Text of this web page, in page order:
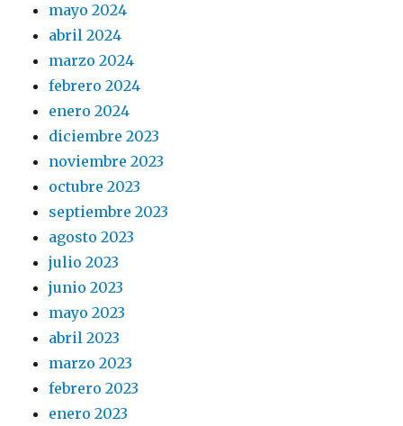
mayo 2024
abril 2024
marzo 2024
febrero 2024
enero 2024
diciembre 2023
noviembre 2023
octubre 2023
septiembre 2023
agosto 2023
julio 2023
junio 2023
mayo 2023
abril 2023
marzo 2023
febrero 2023
enero 2023